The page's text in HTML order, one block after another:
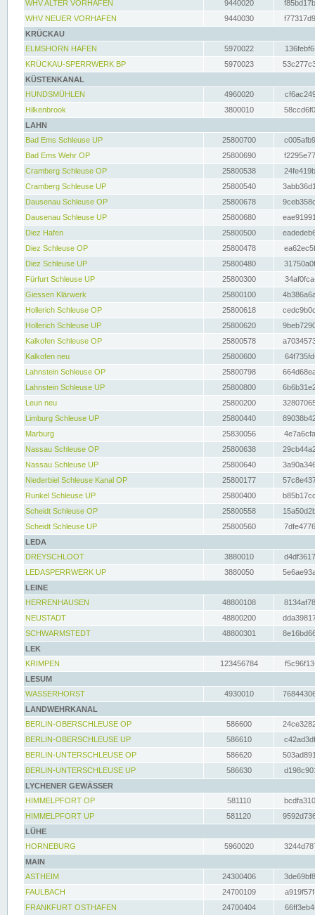
WHV ALTER VORHAFEN
9440020
WHV NEUER VORHAFEN
9440030
KRÜCKAU
ELMSHORN HAFEN
5970022
KRÜCKAU-SPERRWERK BP
5970023
KÜSTENKANAL
HUNDSMÜHLEN
4960020
Hilkenbrook
3800010
LAHN
Bad Ems Schleuse UP
25800700
Bad Ems Wehr OP
25800690
Cramberg Schleuse OP
25800538
Cramberg Schleuse UP
25800540
Dausenau Schleuse OP
25800678
Dausenau Schleuse UP
25800680
Diez Hafen
25800500
Diez Schleuse OP
25800478
Diez Schleuse UP
25800480
Fürfurt Schleuse UP
25800300
Giessen Klärwerk
25800100
Hollerich Schleuse OP
25800618
Hollerich Schleuse UP
25800620
Kalkofen Schleuse OP
25800578
Kalkofen neu
25800600
Lahnstein Schleuse OP
25800798
Lahnstein Schleuse UP
25800800
Leun neu
25800200
Limburg Schleuse UP
25800440
Marburg
25830056
Nassau Schleuse OP
25800638
Nassau Schleuse UP
25800640
Niederbiel Schleuse Kanal OP
25800177
Runkel Schleuse UP
25800400
Scheidt Schleuse OP
25800558
Scheidt Schleuse UP
25800560
LEDA
DREYSCHLOOT
3880010
LEDASPERRWERK UP
3880050
LEINE
HERRENHAUSEN
48800108
NEUSTADT
48800200
SCHWARMSTEDT
48800301
LEK
KRIMPEN
123456784
LESUM
WASSERHORST
4930010
LANDWEHRKANAL
BERLIN-OBERSCHLEUSE OP
586600
BERLIN-OBERSCHLEUSE UP
586610
BERLIN-UNTERSCHLEUSE OP
586620
BERLIN-UNTERSCHLEUSE UP
586630
LYCHENER GEWÄSSER
HIMMELPFORT OP
581110
HIMMELPFORT UP
581120
LÜHE
HORNEBURG
5960020
MAIN
ASTHEIM
24300406
FAULBACH
24700109
FRANKFURT OSTHAFEN
24700404